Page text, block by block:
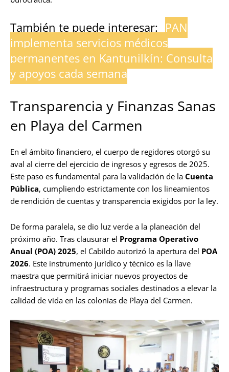
También te puede interesar: PAN
implementa servicios médicos
permanentes en Kantunilkín: Consulta
y apoyos cada semana
Transparencia y Finanzas Sanas
en Playa del Carmen
En el ámbito financiero, el cuerpo de regidores otorgó su
aval al cierre del ejercicio de ingresos y egresos de 2025.
Este paso es fundamental para la validación de la Cuenta
Pública, cumpliendo estrictamente con los lineamientos
de rendición de cuentas y transparencia exigidos por la ley.
De forma paralela, se dio luz verde a la planeación del
próximo año. Tras clausurar el Programa Operativo
Anual (POA) 2025, el Cabildo autorizó la apertura del POA
2026. Este instrumento jurídico y técnico es la llave
maestra que permitirá iniciar nuevos proyectos de
infraestructura y programas sociales destinados a elevar la
calidad de vida en las colonias de Playa del Carmen.